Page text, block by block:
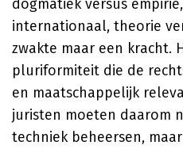
dogmatiek versus
internationaal, theorie
zwakte maar een kracht.
pluriformiteit die de
en maatschappelijk
juristen moeten daarom
techniek beheersen,